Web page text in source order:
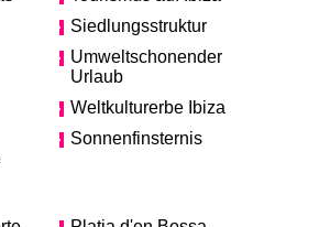
Siedlungsstruktur
Umweltschonender
Urlaub
Weltkulturerbe Ibiza
Sonnenfinsternis